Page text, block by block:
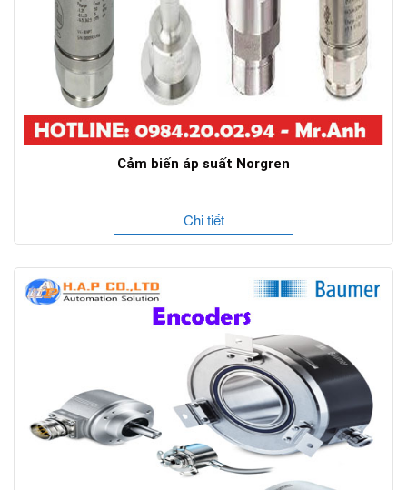
Cảm biến áp suất Norgren
Chi tiết